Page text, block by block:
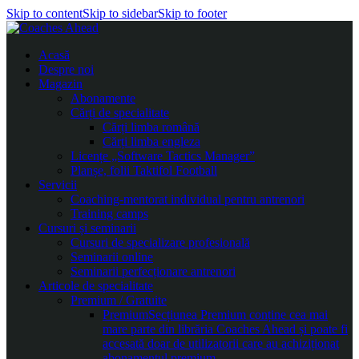
Skip to contentSkip to sidebarSkip to footer
Acasă
Despre noi
Magazin
Abonamente
Cărți de specialitate
Cărți limba română
Cărți limba engleza
Licențe „Software Tactics Manager”
Planșe, folii Taktifol Football
Servicii
Coaching-mentorat individual pentru antrenori
Training camps
Cursuri și seminarii
Cursuri de specializare profesională
Seminarii online
Seminarii perfecționare antrenori
Articole de specialitate
Premium / Gratuite
PremiumSecțiunea Premium conține cea mai
mare parte din librăria Coaches Ahead și poate fi
accesată doar de utilizatorii care au achiziționat